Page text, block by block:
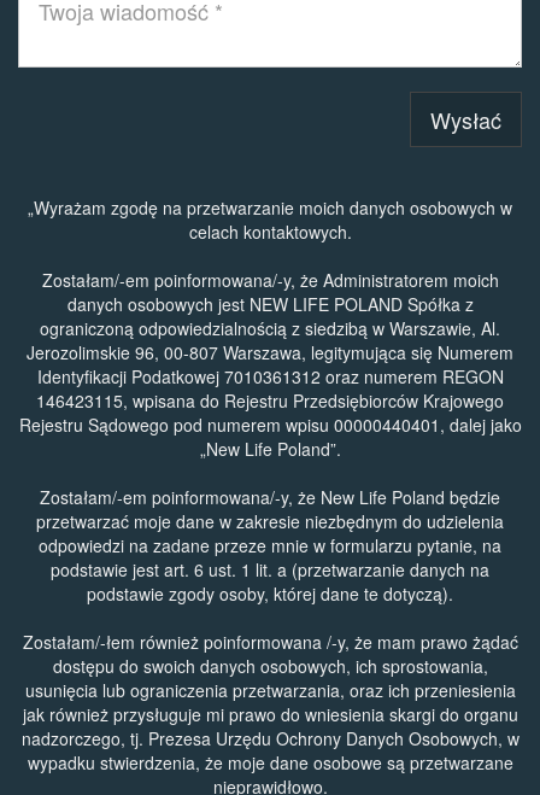
Wysłać
„Wyrażam zgodę na przetwarzanie moich danych osobowych w
celach kontaktowych.
Zostałam/-em poinformowana/-y, że Administratorem moich
danych osobowych jest NEW LIFE POLAND Spółka z
ograniczoną odpowiedzialnością z siedzibą w Warszawie, Al.
Jerozolimskie 96, 00-807 Warszawa, legitymująca się Numerem
Identyfikacji Podatkowej 7010361312 oraz numerem REGON
146423115, wpisana do Rejestru Przedsiębiorców Krajowego
Rejestru Sądowego pod numerem wpisu 00000440401, dalej jako
„New Life Poland”.
Zostałam/-em poinformowana/-y, że New Life Poland będzie
przetwarzać moje dane w zakresie niezbędnym do udzielenia
odpowiedzi na zadane przeze mnie w formularzu pytanie, na
podstawie jest art. 6 ust. 1 lit. a (przetwarzanie danych na
podstawie zgody osoby, której dane te dotyczą).
Zostałam/-łem również poinformowana /-y, że mam prawo żądać
dostępu do swoich danych osobowych, ich sprostowania,
usunięcia lub ograniczenia przetwarzania, oraz ich przeniesienia
jak również przysługuje mi prawo do wniesienia skargi do organu
nadzorczego, tj. Prezesa Urzędu Ochrony Danych Osobowych, w
wypadku stwierdzenia, że moje dane osobowe są przetwarzane
nieprawidłowo.